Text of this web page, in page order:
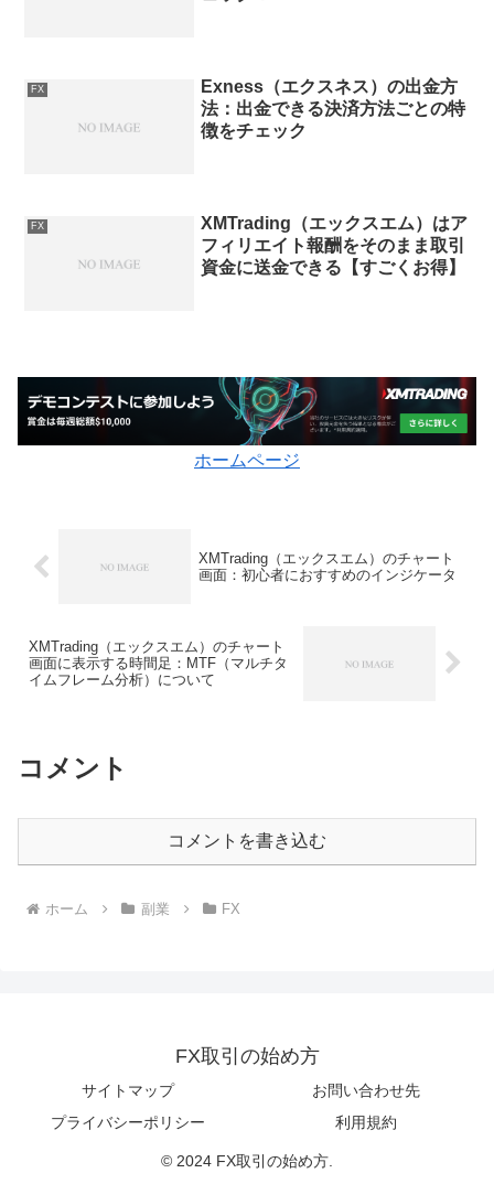
FX
Exness（エクスネス）の出金方
法：出金できる決済方法ごとの特
徴をチェック
FX
XMTrading（エックスエム）はア
フィリエイト報酬をそのまま取引
資金に送金できる【すごくお得】
ホームページ
XMTrading（エックスエム）のチャート
画面：初心者におすすめのインジケータ
XMTrading（エックスエム）のチャート
画面に表示する時間足：MTF（マルチタ
イムフレーム分析）について
コメント
コメントを書き込む
ホーム 副業 FX
FX取引の始め方
サイトマップ
お問い合わせ先
プライバシーポリシー
利用規約
© 2024 FX取引の始め方.